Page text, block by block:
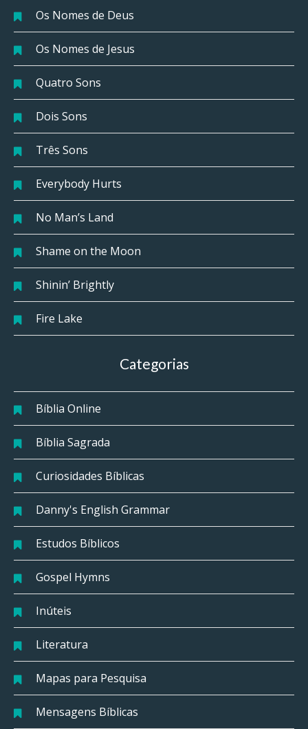
Os Nomes de Deus
Os Nomes de Jesus
Quatro Sons
Dois Sons
Três Sons
Everybody Hurts
No Man’s Land
Shame on the Moon
Shinin’ Brightly
Fire Lake
Categorias
Bíblia Online
Bíblia Sagrada
Curiosidades Bíblicas
Danny's English Grammar
Estudos Bíblicos
Gospel Hymns
Inúteis
Literatura
Mapas para Pesquisa
Mensagens Bíblicas